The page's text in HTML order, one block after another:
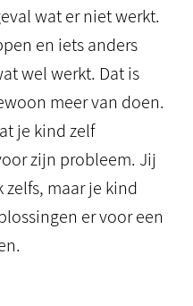
wat er niet werkt.
en iets anders
wel werkt. Dat is
meer van doen.
je kind zelf
zijn probleem. Jij
maar je kind
er voor een